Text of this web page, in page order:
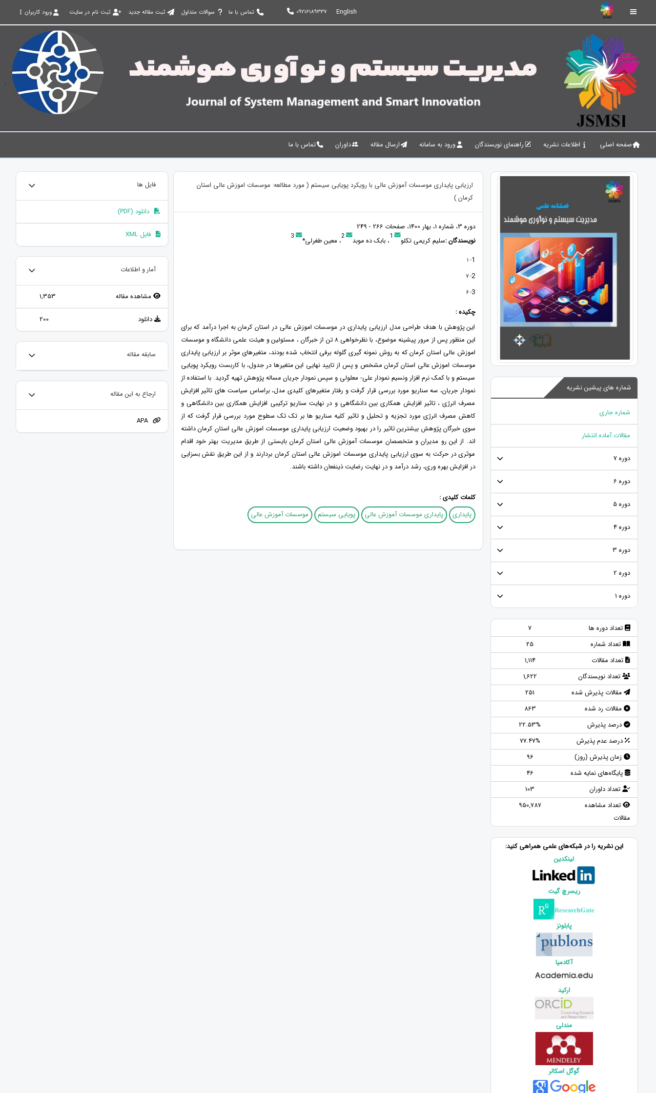
English
09216189337 تماس با ما سوالات متداول ثبت مقاله جدید ثبت نام در سایت ورود کاربران
صفحه اصلی اطلاعات نشریه راهنمای نویسندگان ورود به سامانه ارسال مقاله داوران تماس با ما
شماره های پیشین نشریه
شماره جاری
مقالات آماده انتشار
دوره 7
دوره 6
دوره 5
دوره 4
دوره 3
دوره 2
دوره 1
تعداد دوره ها
7
تعداد شماره
25
تعداد مقالات
1,114
تعداد نویسندگان
1,622
مقالات پذیرش شده
251
مقالات رد شده
863
درصد پذیرش
22.53%
درصد عدم پذیرش
77.47%
زمان پذیرش (روز)
96
پایگاه‌های نمایه شده
46
تعداد داوران
103
تعداد مشاهده
مقالات
950,787
این نشریه را در شبکه‌های علمی همراهی کنید:
لینکدین
ریسرچ گیت
پابلونز
آکادمیا
ارکید
مندلی
گوگل اسکالر
ارزیابی پایداری موسسات آموزش عالی با رویکرد پویایی سیستم ( مورد مطالعه: موسسات اموزش عالی استان
کرمان )
دوره 3، شماره 1، بهار 1400، صفحات 266 - 249
نویسندگان :سلیم کریمی تکلو 1، بابک ده موبد 2، معین طغرلی* 3
1
- 1
2
- 7
3
- 6
چکیده :
این پژوهش با هدف طراحی مدل ارزیابی پایداری در موسسات اموزش عالی در استان کرمان به اجرا درآمد که برای
این منظور پس از مرور پیشینه موضوع، با نظرخواهی ۸ تن از خبرگان ، مسئولین و هیئت علمی دانشگاه و موسسات
اموزش عالی استان کرمان که به روش نمونه گیری گلوله برفی انتخاب شده بودند، متغیرهای موثر بر ارزیابی پایداری
موسسات اموزش عالی استان کرمان مشخص و پس از تایید نهایی این متغیرها در جدول، با کاربست رویکرد پویایی
سیستم و با کمک نرم افزار ونسیم نمودار علی- معلولی و سپس نمودار جریان مساله پژوهش تهیه گردید. با استفاده از
نمودار جریان، سه سناریو مورد بررسی قرار گرفت و رفتار متغیرهای کلیدی مدل، براساس سیاست های تاثیر افزایش
مصرف انرژی ، تاثیر افزایش همکاری بین دانشگاهی و در نهایت سناریو ترکیبی افزایش همکاری بین دانشگاهی و
کاهش مصرف انرژی مورد تجزیه و تحلیل و تاثیر کلیه سناریو ها بر تک تک سطوح مورد بررسی قرار گرفت که از
سوی خبرگان پژوهش بیشترین تاثیر را در بهبود وضعیت ارزیابی پایداری موسسات اموزش عالی استان کرمان داشته
اند. از این رو مدیران و متخصصان موسسات آموزش عالی استان کرمان بایستی از طریق مدیریت بهتر خود اقدام
موثری در حرکت به سوی ارزیابی پایداری موسسات اموزش عالی استان کرمان بردارند و از این طریق نقش بسزایی
در افزایش بهره وری، رشد درآمد و در نهایت رضایت ذینفعان داشته باشند.
کلمات کلیدی :
پایداری
پایداری موسسات آموزش عالی پویایی سیستم موسسات آموزش عالی
فایل ها
دانلود (PDF)
فایل XML
آمار و اطلاعات
مشاهده مقاله 1,353
دانلود 200
سابقه مقاله
ارجاع به این مقاله
APA